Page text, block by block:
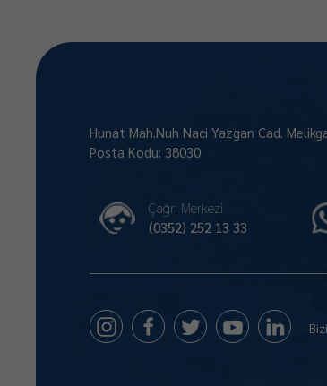
Hunat Mah.Nuh Naci Yazgan Cad.
Posta Kodu: 38030
Çağrı Merkezi
(0352) 252 13 33